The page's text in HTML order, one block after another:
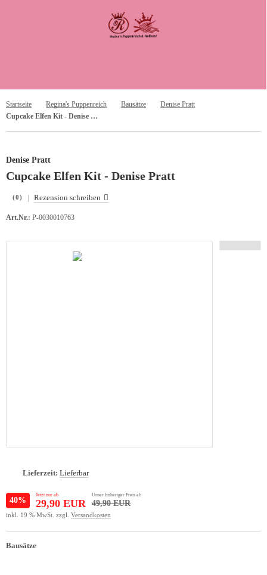
Startseite Regina's Puppenreich Bausätze
Denise Pratt
Cupcake Elfen Kit - Denise Pratt
Denise Pratt
Cupcake Elfen Kit - Denise Pratt
(0) | Rezension schreiben
Art.Nr.: P-0030010763
Lieferzeit: Lieferbar
Jetzt nur ab
29,90 EUR
Unser bisheriger Preis ab
49,90 EUR
40%
inkl. 19 % MwSt. zzgl. Versandkosten
Bausätze